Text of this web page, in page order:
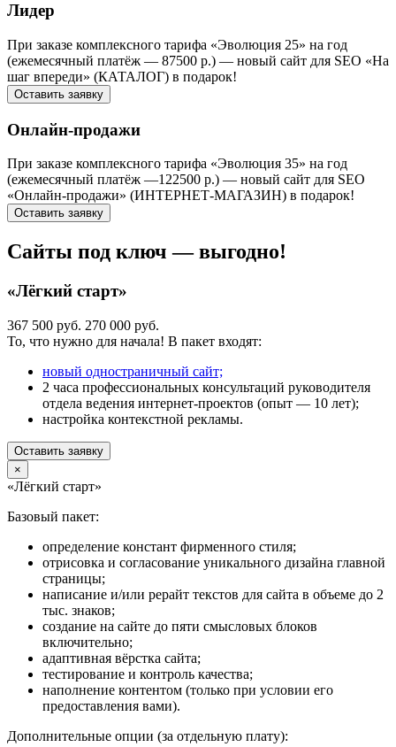
Лидер
При заказе комплексного тарифа «Эволюция 25» на год
(ежемесячный платёж — 87500 р.) — новый сайт для SEO «На
шаг впереди» (КАТАЛОГ) в подарок!
Оставить заявку
Онлайн-продажи
При заказе комплексного тарифа «Эволюция 35» на год
(ежемесячный платёж —122500 р.) — новый сайт для SEO
«Онлайн-продажи» (ИНТЕРНЕТ-МАГАЗИН) в подарок!
Оставить заявку
Сайты под ключ — выгодно!
«Лёгкий старт»
367 500 руб. 270 000 руб.
То, что нужно для начала! В пакет входят:
новый одностраничный сайт;
2 часа профессиональных консультаций руководителя
отдела ведения интернет-проектов (опыт — 10 лет);
настройка контекстной рекламы.
Оставить заявку
×
«Лёгкий старт»
Базовый пакет:
определение констант фирменного стиля;
отрисовка и согласование уникального дизайна главной
страницы;
написание и/или рерайт текстов для сайта в объеме до 2
тыс. знаков;
создание на сайте до пяти смысловых блоков
включительно;
адаптивная вёрстка сайта;
тестирование и контроль качества;
наполнение контентом (только при условии его
предоставления вами).
Дополнительные опции (за отдельную плату):